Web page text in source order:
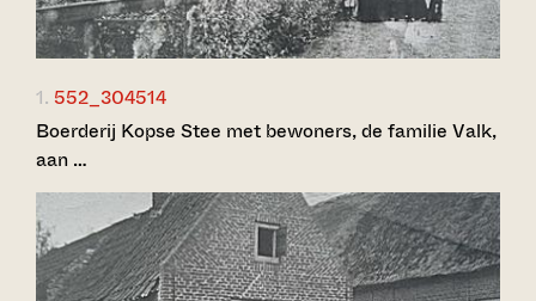
1. 552_304514
Boerderij Kopse Stee met bewoners, de familie Valk,
aan …